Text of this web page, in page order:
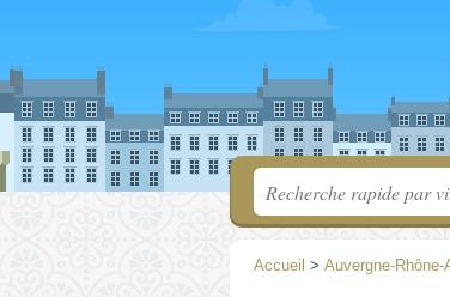
Accueil > Auvergne-Rhône-